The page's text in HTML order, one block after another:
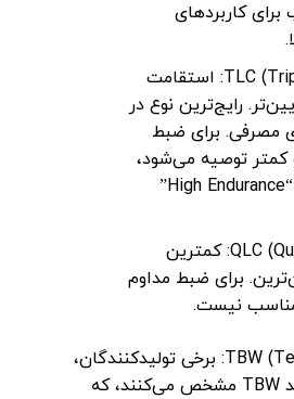
کاربردهای
TLC (Triple-Level Cell): استقامت
رایج‌ترین نوع در
مصرفی. برای ضبط
کمتر توصیه می‌شود،
مگر اینکه مدل “High Endurance”
QLC (Quad-Level Cell): کمترین
برای ضبط مداوم
مناسب نیست.
TBW (Terabytes Written): برخی تولیدکنندگان،
استقامت را با واحد TBW مشخص می‌کنند، که